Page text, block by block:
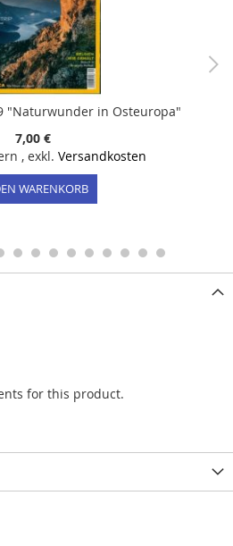
"Naturwunder in Osteuropa"
7,00 €
, exkl. Versandkosten
WARENKORB
for this product.